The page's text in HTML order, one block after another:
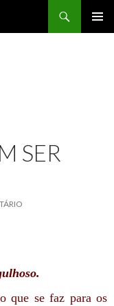
SER
que se faz para os